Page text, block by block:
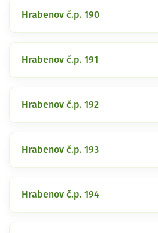
Hrabenov č.p. 190
Hrabenov č.p. 191
Hrabenov č.p. 192
Hrabenov č.p. 193
Hrabenov č.p. 194